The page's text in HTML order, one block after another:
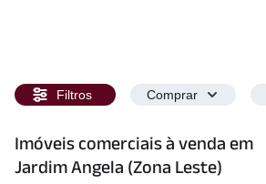
Filtros Comprar
Imóveis comerciais à venda em
Jardim Angela (Zona Leste)